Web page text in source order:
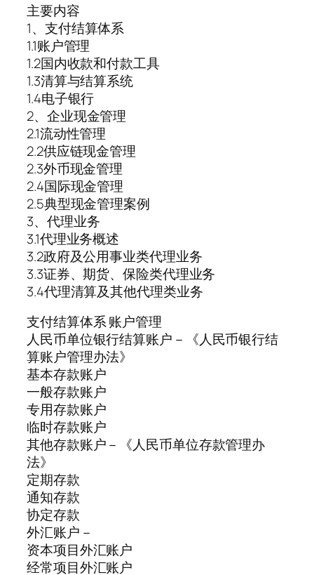
主要内容
1、支付结算体系
1.1账户管理
1.2国内收款和付款工具
1.3清算与结算系统
1.4电子银行
2、企业现金管理
2.1流动性管理
2.2供应链现金管理
2.3外币现金管理
2.4国际现金管理
2.5典型现金管理案例
3、代理业务
3.1代理业务概述
3.2政府及公用事业类代理业务
3.3证券、期货、保险类代理业务
3.4代理清算及其他代理类业务
支付结算体系 账户管理
人民币单位银行结算账户－《人民币银行结
算账户管理办法》
基本存款账户
一般存款账户
专用存款账户
临时存款账户
其他存款账户－《人民币单位存款管理办
法》
定期存款
通知存款
协定存款
外汇账户－
资本项目外汇账户
经常项目外汇账户